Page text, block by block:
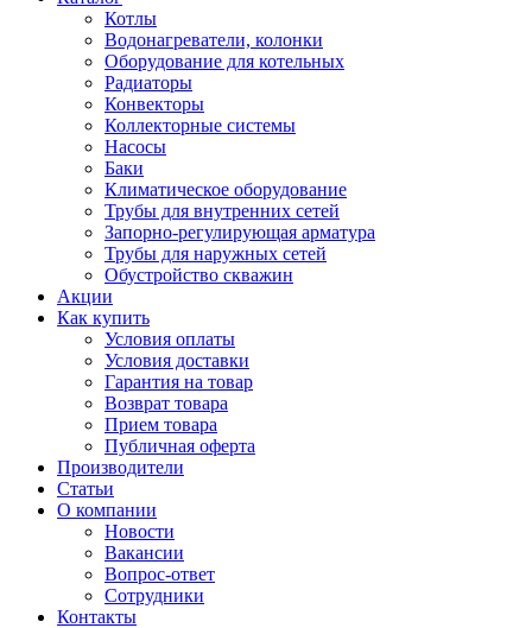
Котлы
Водонагреватели, колонки
Оборудование для котельных
Радиаторы
Конвекторы
Коллекторные системы
Насосы
Баки
Климатическое оборудование
Трубы для внутренних сетей
Запорно-регулирующая арматура
Трубы для наружных сетей
Обустройство скважин
Акции
Как купить
Условия оплаты
Условия доставки
Гарантия на товар
Возврат товара
Прием товара
Публичная оферта
Производители
Статьи
О компании
Новости
Вакансии
Вопрос-ответ
Сотрудники
Контакты